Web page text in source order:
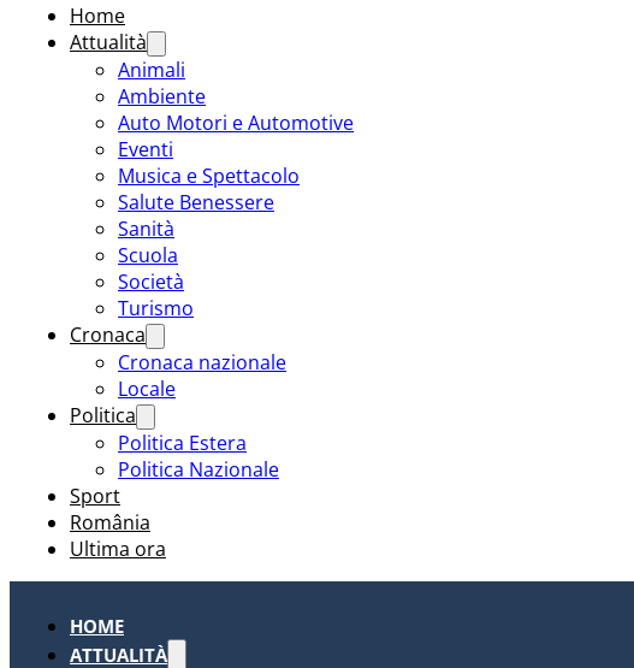
Home
Attualità
Animali
Ambiente
Auto Motori e Automotive
Eventi
Musica e Spettacolo
Salute Benessere
Sanità
Scuola
Società
Turismo
Cronaca
Cronaca nazionale
Locale
Politica
Politica Estera
Politica Nazionale
Sport
România
Ultima ora
HOME
ATTUALITÀ